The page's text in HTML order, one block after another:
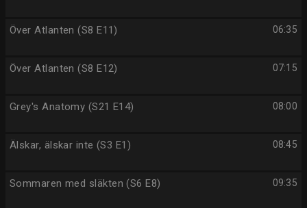
06:35
Över Atlanten (S8 E11)
07:15
Över Atlanten (S8 E12)
08:00
Grey's Anatomy (S21 E14)
08:45
Älskar, älskar inte (S3 E1)
09:35
Sommaren med släkten (S6 E8)